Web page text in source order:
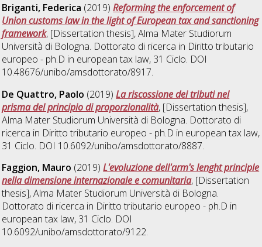
Briganti, Federica (2019)Reforming the enforcement of
Union customs law in the light of European tax and sanctioning
framework, [Dissertation thesis], Alma Mater Studiorum
Università di Bologna. Dottorato di ricerca in Diritto tributario
europeo - ph.D in european tax law, 31 Ciclo. DOI
10.48676/unibo/amsdottorato/8917.
De Quattro, Paolo (2019)La riscossione dei tributi nel
prisma del principio di proporzionalità, [Dissertation thesis],
Alma Mater Studiorum Università di Bologna. Dottorato di
ricerca in Diritto tributario europeo - ph.D in european tax law,
31 Ciclo. DOI 10.6092/unibo/amsdottorato/8887.
Faggion, Mauro (2019)L'evoluzione dell'arm's lenght principle
nella dimensione internazionale e comunitaria, [Dissertation
thesis], Alma Mater Studiorum Università di Bologna.
Dottorato di ricerca in Diritto tributario europeo - ph.D in
european tax law, 31 Ciclo. DOI
10.6092/unibo/amsdottorato/9122.